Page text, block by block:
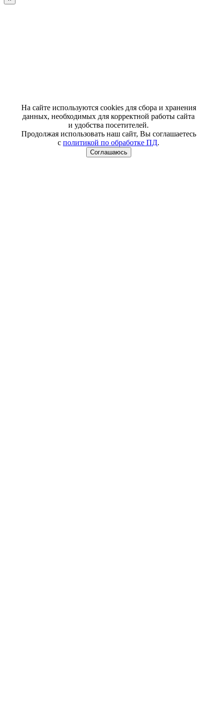
На сайте используются cookies для сбора и хранения
данных, необходимых для корректной работы сайта
и удобства посетителей.
Продолжая использовать наш сайт, Вы соглашаетесь
с политикой по обработке ПД.
Соглашаюсь